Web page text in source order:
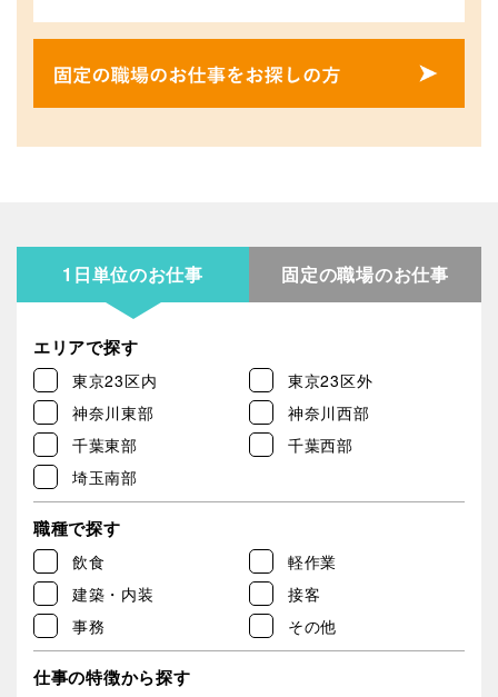
1日単位のお仕事 固定の職場のお仕事
エリアで探す
東京23区内
東京23区外
神奈川東部
神奈川西部
千葉東部
千葉西部
埼玉南部
職種で探す
飲食
軽作業
建築・内装
接客
事務
その他
仕事の特徴から探す